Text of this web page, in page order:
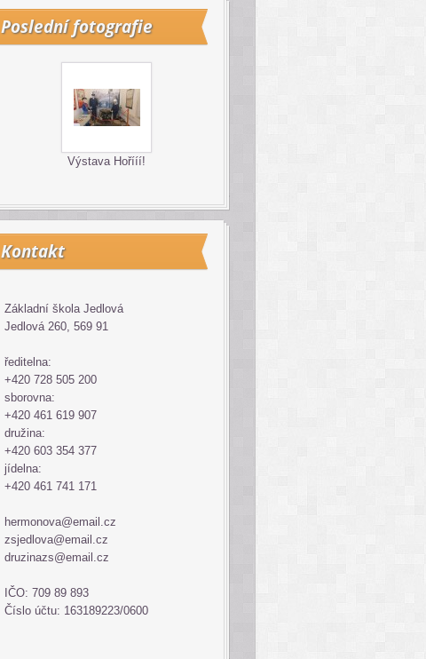
Poslední fotografie
Výstava Hořííí!
Kontakt
Základní škola Jedlová
Jedlová 260, 569 91
ředitelna:
+420 728 505 200
sborovna:
+420 461 619 907
družina:
+420 603 354 377
jídelna:
+420 461 741 171
hermonova@email.cz
zsjedlova@email.cz
druzinazs@email.cz
IČO: 709 89 893
Číslo účtu: 163189223/0600